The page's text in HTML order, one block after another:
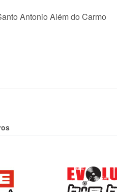
Antonio Além do Carmo